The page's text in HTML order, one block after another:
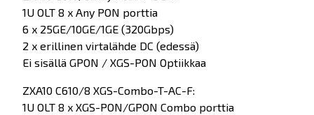
1U OLT 8 x Any PON porttia
6 x 25GE/10GE/1GE (320Gbps)
2 x erillinen virtalähde DC (edessä)
Ei sisällä GPON / XGS-PON Optiikkaa
ZXA10 C610/8 XGS-Combo-T-AC-F:
1U OLT 8 x XGS-PON/GPON Combo porttia